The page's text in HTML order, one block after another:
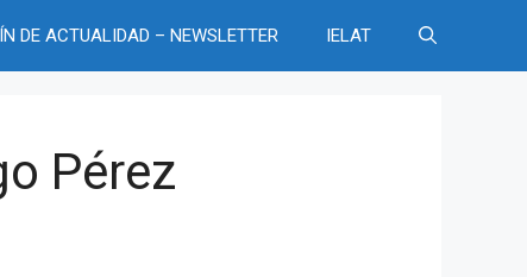
DE ACTUALIDAD – NEWSLETTER IELAT
Pérez